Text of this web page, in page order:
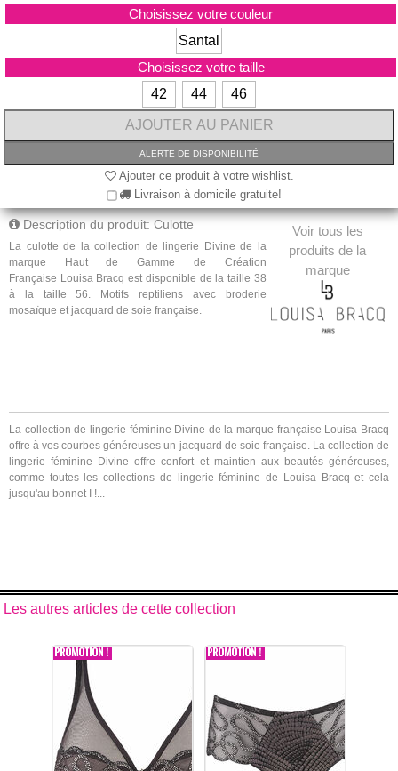
Choisissez votre couleur
Santal
Choisissez votre taille
42
44 46
Ajouter ce produit à votre wishlist.
Livraison à domicile gratuite!
Voir tous les
produits de la
marque
Description du produit: Culotte
La culotte de la collection de lingerie Divine de la
marque Haut de Gamme de Création
Française Louisa Bracq est disponible de la taille 38
à la taille 56.
Motifs reptiliens avec broderie
mosaïque et jacquard de soie française.
La collection de lingerie féminine Divine de la marque française Louisa Bracq
offre à vos courbes généreuses un jacquard de soie française. La collection de
lingerie féminine Divine offre confort et maintien aux beautés généreuses,
comme toutes les collections de lingerie féminine de Louisa Bracq et cela
jusqu'au bonnet I !...
Les autres articles de cette collection